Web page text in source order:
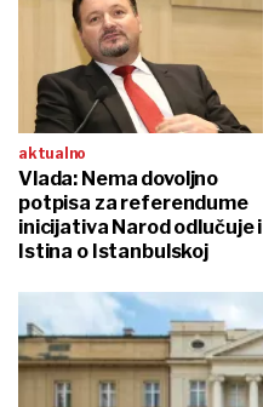
aktualno
Vlada: Nema dovoljno
potpisa za referendume
inicijativa Narod odlučuje i
Istina o Istanbulskoj